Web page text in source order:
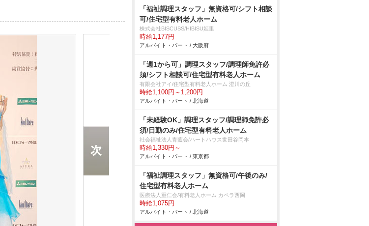
「福祉調理スタッフ」無資格可/シフト相談
可/住宅型有料老人ホーム
株式会社BISCUSS/HIBISU姫里
時給1,177円
アルバイト・パート / 大阪府
「週1から可」調理スタッフ/調理師免許必
須/シフト相談可/住宅型有料老人ホーム
有限会社アイ/住宅型有料老人ホーム 澄川の丘
時給1,100円～1,200円
アルバイト・パート / 北海道
「未経験OK」調理スタッフ/調理師免許必
須/日勤のみ/住宅型有料老人ホーム
社会福祉法人青藍会/ハートハウス世田谷岡本
時給1,330円～
アルバイト・パート / 東京都
「福祉調理スタッフ」無資格可/午後のみ/
住宅型有料老人ホーム
医療法人重仁会/有料老人ホーム カペラ西岡
時給1,075円
アルバイト・パート / 北海道